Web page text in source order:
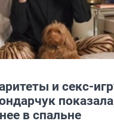
и секс-
в спальне